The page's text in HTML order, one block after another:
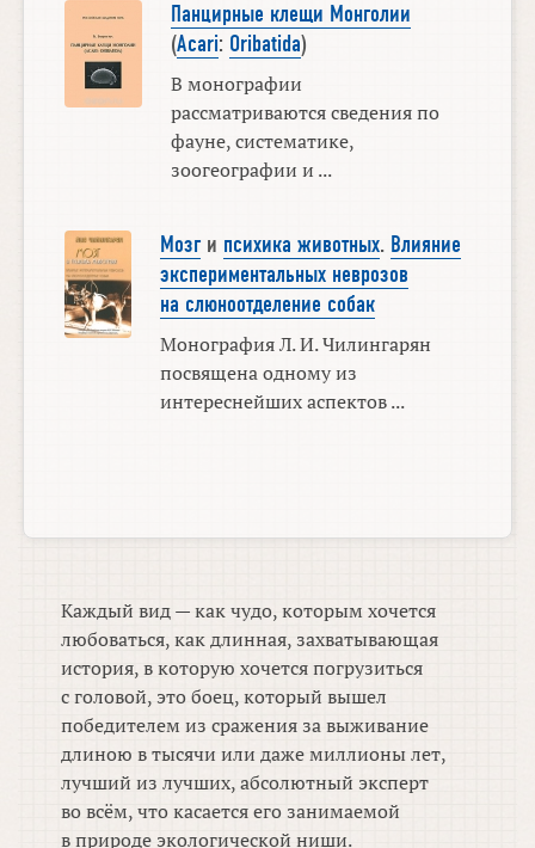
Панцирные клещи Монголии
(Acari: Oribatida)
В монографии
рассматриваются сведения по
фауне, систематике,
зоогеографии и ...
Мозги психика животных. Влияние
экспериментальных неврозов
на слюноотделение собак
Монография Л. И. Чилингарян
посвящена одному из
интереснейших аспектов ...
Каждый вид — как чудо, которым хочется
любоваться, как длинная, захватывающая
история, в которую хочется погрузиться
с головой, это боец, который вышел
победителем из сражения за выживание
длиною в тысячи или даже миллионы лет,
лучший из лучших, абсолютный эксперт
во всём, что касается его занимаемой
в природе экологической ниши.